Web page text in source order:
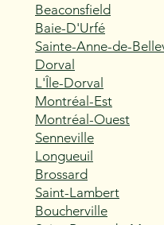
Beaconsfield
Baie-D'Urfé
Sainte-Anne-de-
Dorval
L'Île-Dorval
Montréal-Est
Montréal-Ouest
Senneville
Longueuil
Brossard
Saint-Lambert
Boucherville